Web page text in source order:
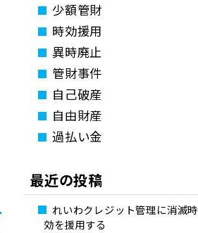
少額管財
時効援用
異時廃止
管財事件
自己破産
自由財産
過払い金
最近の投稿
れいわクレジット管理に消滅時
効を援用する